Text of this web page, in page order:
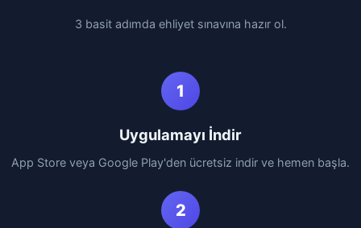
3 basit adımda ehliyet sınavına hazır ol.
1
Uygulamayı İndir
App Store veya Google Play'den ücretsiz indir ve hemen başla.
2